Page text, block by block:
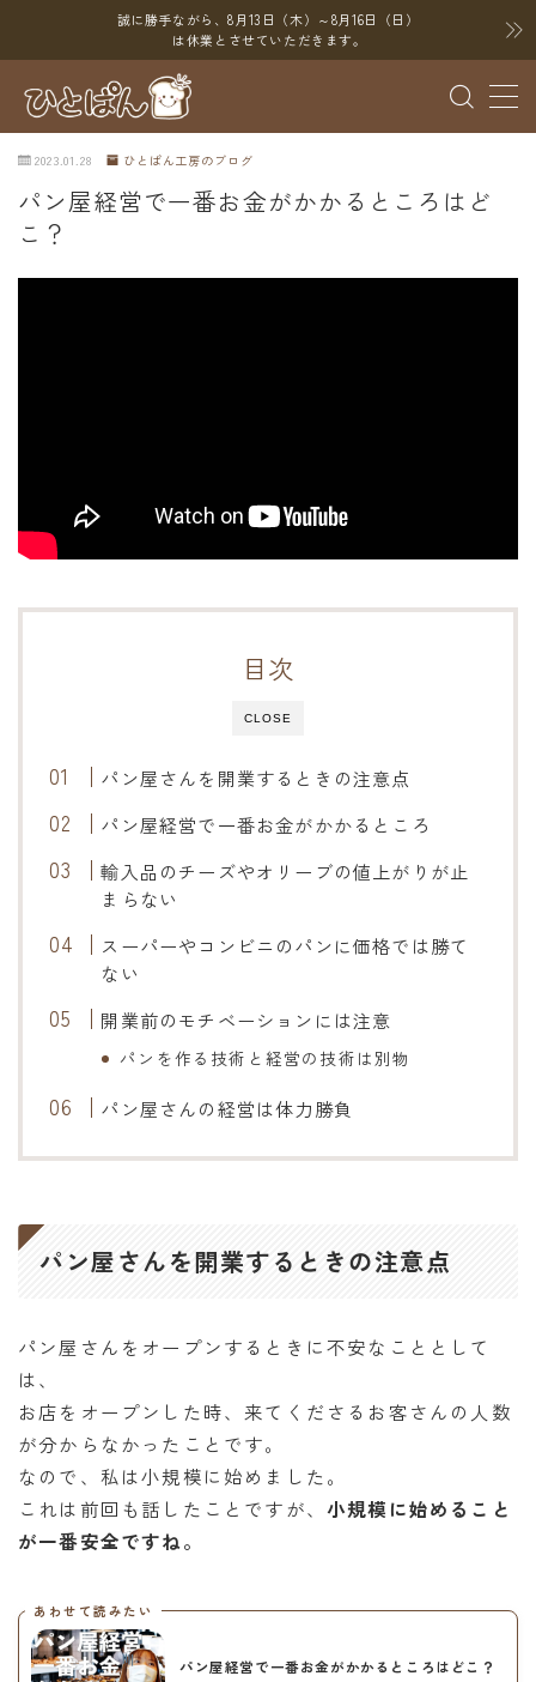
誠に勝手ながら、8月13日（木）～8月16日（日）
は休業とさせていただきます。
MENU
ブログ
SNS
YouTube
オンラインショップ
アクセス
2023.01.28 ひとぱん工房のブログ
パン屋経営で一番お金がかかるところはど
こ？
CLOSE
目次
パン屋さんを開業するときの注意点
パン屋経営で一番お金がかかるところ
輸入品のチーズやオリーブの値上がりが止
まらない
スーパーやコンビニのパンに価格では勝て
ない
開業前のモチベーションには注意
パンを作る技術と経営の技術は別物
パン屋さんの経営は体力勝負
パン屋さんを開業するときの注意点
パン屋さんをオープンするときに不安なこととして
は、
お店をオープンした時、来てくださるお客さんの人数
が分からなかったことです。
なので、私は小規模に始めました。
これは前回も話したことですが、 小規模に始めること
が一番安全ですね。
あわせて読みたい
パン屋経営で一番お金がかかるところはどこ？